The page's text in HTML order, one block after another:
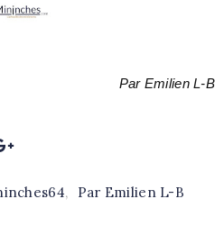
Par Emilien L-B
, Par Emilien L-B